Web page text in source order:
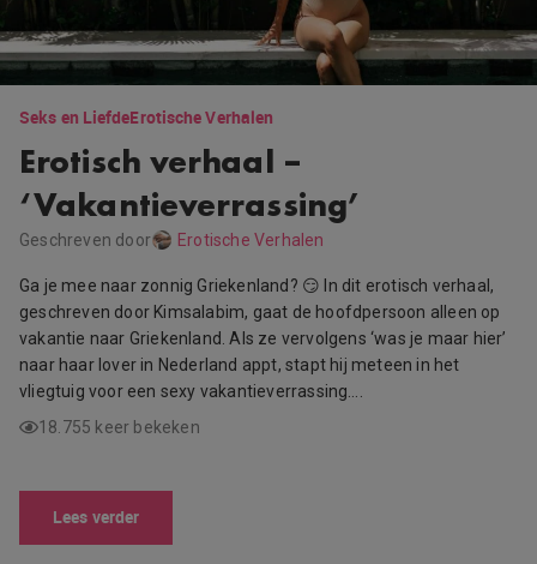
Seks en LiefdeErotische Verhalen
Erotisch verhaal –
‘Vakantieverrassing’
Geschreven door Erotische Verhalen
Ga je mee naar zonnig Griekenland? 😏 In dit erotisch verhaal,
geschreven door Kimsalabim, gaat de hoofdpersoon alleen op
vakantie naar Griekenland. Als ze vervolgens ‘was je maar hier’
naar haar lover in Nederland appt, stapt hij meteen in het
vliegtuig voor een sexy vakantieverrassing….
18.755 keer bekeken
Lees verder